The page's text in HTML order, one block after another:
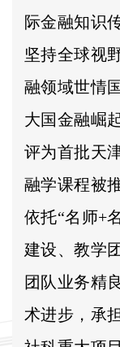
际金融知识
坚持全球视
融领域世情
大国金融崛
评为首批天
融学课程被
依托“名师+
建设、教学
团队业务精
术进步，承